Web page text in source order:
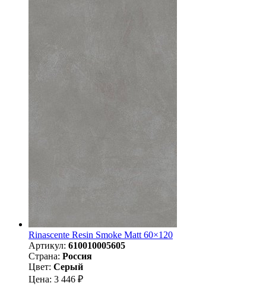
Rinascente Resin Smoke Matt 60×120
Артикул: 610010005605
Страна: Россия
Цвет: Серый
Цена: 3 446 ₽